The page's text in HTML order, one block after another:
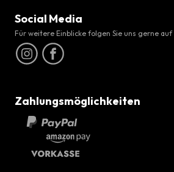
Social Media
Für weitere Einblicke folgen Sie uns gerne auf
Zahlungsmöglichkeiten